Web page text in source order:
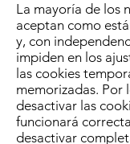
La mayoría de los
aceptan como
y, con
impiden en los
las cookies
memorizadas. Por
desactivar las
funcionará
desactivar